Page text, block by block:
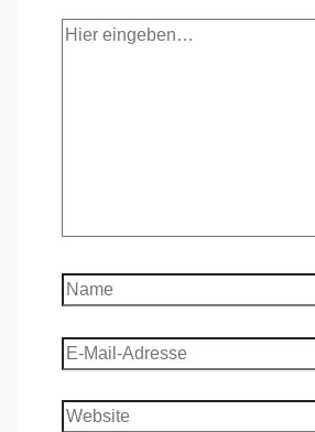
Hier
Name
E-
Mail-
Adresse
Website